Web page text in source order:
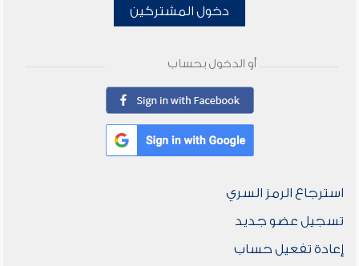
دخول المشتركين
أو الدخول بحساب
استرجاع الرمز السري
تسجيل عضو جديد
إعادة تفعيل حساب